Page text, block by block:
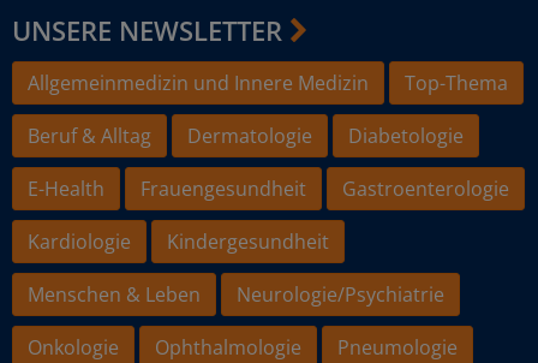
UNSERE NEWSLETTER
Allgemeinmedizin und Innere Medizin
Top-Thema
Beruf & Alltag
Dermatologie
Diabetologie
E-Health
Frauengesundheit
Gastroenterologie
Kardiologie
Kindergesundheit
Menschen & Leben
Neurologie/Psychiatrie
Onkologie
Ophthalmologie
Pneumologie